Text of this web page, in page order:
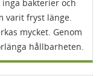
bakterier och
varit fryst länge.
mycket. Genom
hållbarheten.